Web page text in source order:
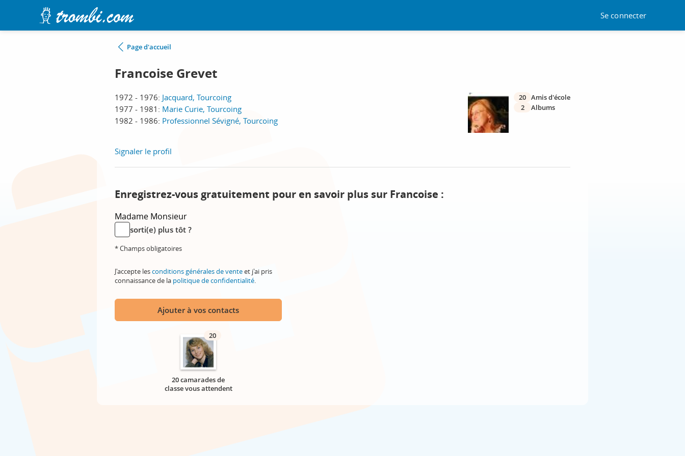
Se connecter
Page d'accueil
Francoise Grevet
1972 - 1976: Jacquard, Tourcoing
1977 - 1981: Marie Curie, Tourcoing
1982 - 1986: Professionnel Sévigné, Tourcoing
20 Amis d'école
2
Albums
Signaler le profil
Enregistrez-vous gratuitement pour en savoir plus sur Francoise :
Madame Monsieur
sorti(e) plus tôt ?
* Champs obligatoires
J'accepte lesconditions générales de venteet j'ai pris
connaissance de la politique de confidentialité.
Ajouter à vos contacts
20
20 camarades de
classe vous attendent